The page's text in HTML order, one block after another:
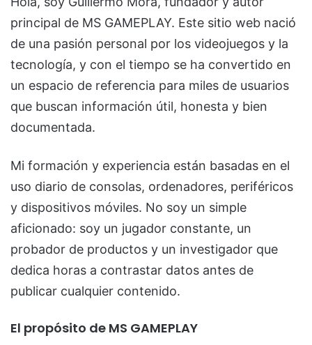
principal de MS GAMEPLAY. Este sitio web nació
de una pasión personal por los videojuegos y la
tecnología, y con el tiempo se ha convertido en
un espacio de referencia para miles de usuarios
que buscan información útil, honesta y bien
documentada.
Mi formación y experiencia están basadas en el
uso diario de consolas, ordenadores, periféricos
y dispositivos móviles. No soy un simple
aficionado: soy un jugador constante, un
probador de productos y un investigador que
dedica horas a contrastar datos antes de
publicar cualquier contenido.
El propósito de MS GAMEPLAY